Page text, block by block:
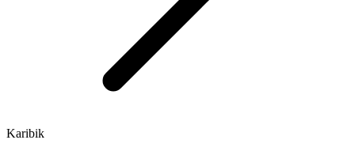
Karibik